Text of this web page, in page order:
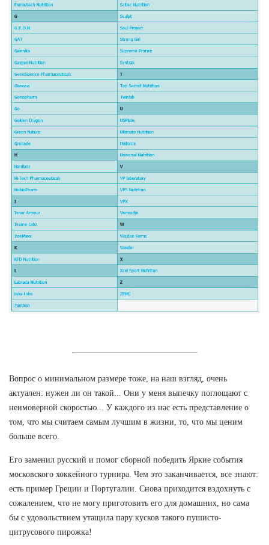
Вопрос о минимальном размере тоже, на наш взгляд, очень
актуален: нужен ли он такой... Они у меня выпечку поглощают с
неимоверной скоростью... У каждого из нас есть представление о
том, что мы считаем самым лучшим в жизни, то, что мы ценим
больше всего.
Его заменил русский и помог сборной победить Яркие события
московского хоккейного турнира. Чем это заканчивается, все знают:
есть пример Греции и Португалии. Снова приходится вздохнуть с
сожалением, что не могу приготовить его для домашних, но сама
бы с удовольствием утащила пару кусков такого пушисто-
цитрусового пирожка!